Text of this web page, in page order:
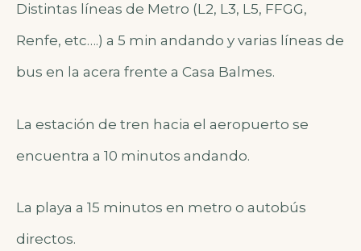
Distintas líneas de Metro (L2, L3, L5, FFGG,
Renfe, etc….) a 5 min andando y varias líneas de
bus en la acera frente a Casa Balmes.
La estación de tren hacia el aeropuerto se
encuentra a 10 minutos andando.
La playa a 15 minutos en metro o autobús
directos.